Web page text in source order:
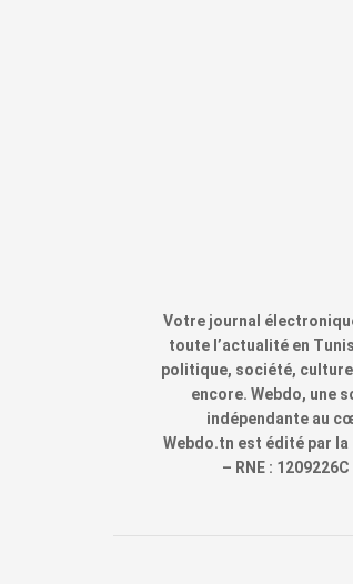
Votre journal
toute l’actualité en
politique, société,
encore. Webdo, une
indépendante au
Webdo.tn est édité par la
– RNE :